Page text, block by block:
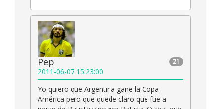
21
Pep
2011-06-07 15:23:00
Yo quiero que Argentina gane la Copa
América pero que quede claro que fue a